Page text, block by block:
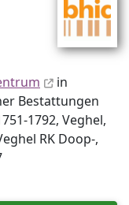
in
Bestattungen
1792, Veghel,
RK Doop-,